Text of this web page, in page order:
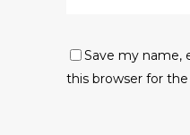
Save my name,
this browser for